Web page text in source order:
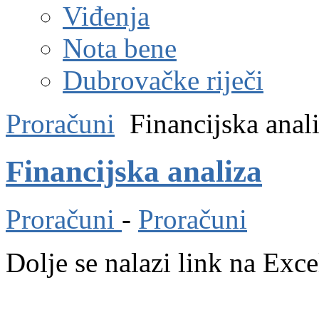
Viđenja
Nota bene
Dubrovačke riječi
Proračuni Financijska
Financijska analiza
Proračuni - Proračuni
Dolje se nalazi link na